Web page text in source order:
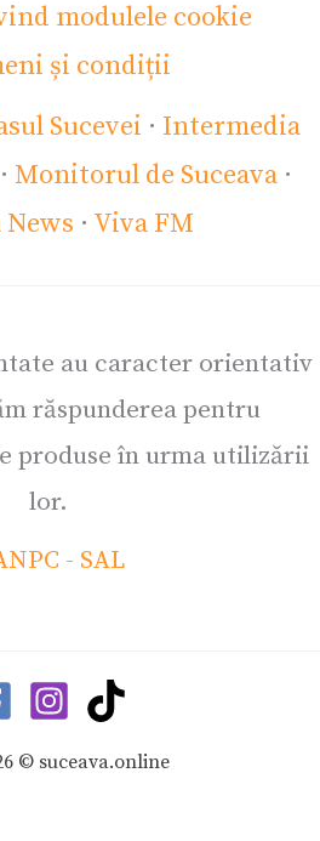
modulele cookie
și condiții
Sucevei · Intermedia
· Monitorul de Suceava ·
News · Viva FM
au caracter orientativ
răspunderea pentru
produse în urma utilizării
lor.
© suceava.online